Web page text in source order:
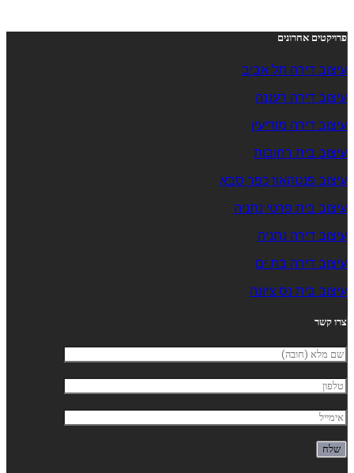
פרויקטים אחרונים
עיצוב דירה תל אביב
עיצוב דירה רעננה
עיצוב דירה מודיעין
עיצוב בית רחובות
עיצוב פנטהאוז כפר סבא
עיצוב בית פרטי נתניה
עיצוב דירה נתניה
עיצוב דירה בת ים
עיצוב בית נס ציונה
צרו קשר